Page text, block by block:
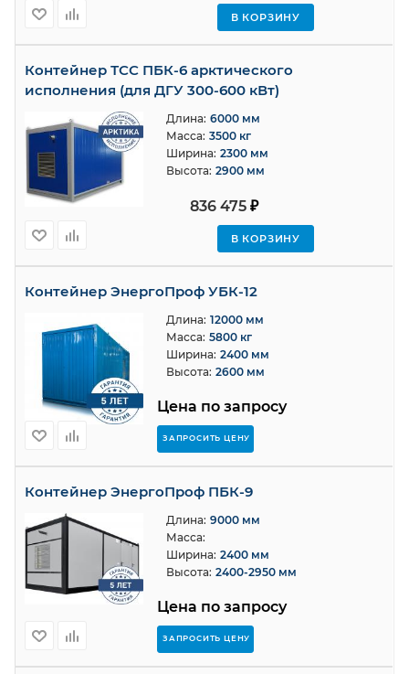
В КОРЗИНУ
Контейнер ТСС ПБК-6 арктического
исполнения (для ДГУ 300-600 кВт)
836 475₽
В КОРЗИНУ
Длина: 6000 мм
Масса: 3500 кг
Ширина: 2300 мм
Высота: 2900 мм
Контейнер ЭнергоПроф УБК-12
Цена по запросу
ЗАПРОСИТЬ ЦЕНУ
Длина: 12000 мм
Масса: 5800 кг
Ширина: 2400 мм
Высота: 2600 мм
Контейнер ЭнергоПроф ПБК-9
Цена по запросу
ЗАПРОСИТЬ ЦЕНУ
Длина: 9000 мм
Масса:
Ширина: 2400 мм
Высота: 2400-2950 мм